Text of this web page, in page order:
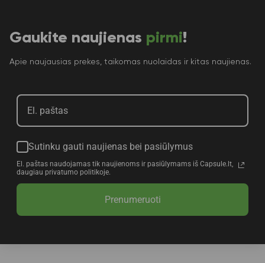
Gaukite naujienas pirmi!
Apie naujausias prekes, taikomas nuolaidas ir kitas naujienas.
Sutinku gauti naujienas bei pasiūlymus
El. paštas naudojamas tik naujienoms ir pasiūlymams iš Capsule.lt,
daugiau privatumo politikoje.
Prenumeruoti